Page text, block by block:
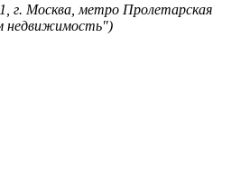
г. Москва, метро Пролетарская
недвижимость")